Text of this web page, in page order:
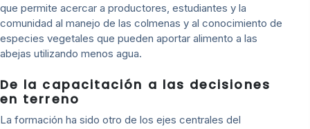
que permite acercar a productores, estudiantes y la
comunidad al manejo de las colmenas y al conocimiento de
especies vegetales que pueden aportar alimento a las
abejas utilizando menos agua.
De la capacitación a las decisiones
en terreno
La formación ha sido otro de los ejes centrales del